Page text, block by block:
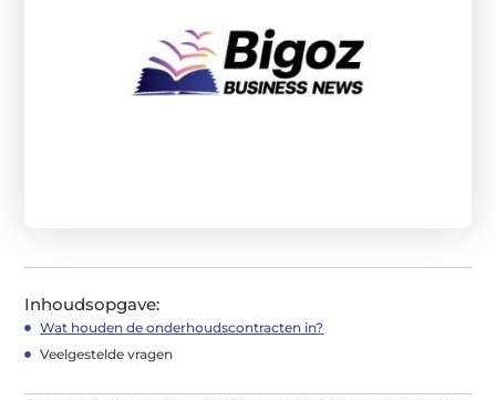
Inhoudsopgave:
Wat houden de onderhoudscontracten in?
Veelgestelde vragen